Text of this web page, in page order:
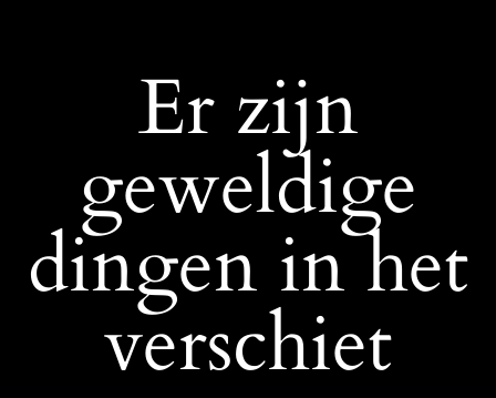
Er zijn
geweldige
dingen in het
verschiet